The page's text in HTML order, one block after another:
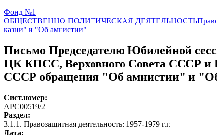
Фонд №1
ОБЩЕСТВЕННО-ПОЛИТИЧЕСКАЯ ДЕЯТЕЛЬНОСТЬ
казни" и "Об амнистии"
Письмо Председателю Юбилейной
ЦК КПСС, Верховного Совета СССР и
СССР обращения "Об амнистии" и "Об
Сист.номер:
АРС00519/2
Раздел:
3.1.1. Правозащитная деятельность: 1957-1979 г.г.
Дата: